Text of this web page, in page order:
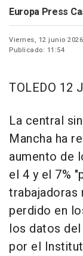
Europa Press
Viernes, 12 junio 2026
Publicado: 11:54
TOLEDO 12
La central
Mancha ha
aumento de
el 4 y el 7%
trabajadoras
perdido en
los datos
por el